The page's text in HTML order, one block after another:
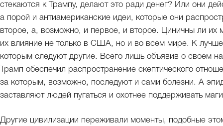
стекаются к Трампу, делают это ради денег? Или они
а порой и антиамериканские идеи, которые они
второе, а, возможно, и первое, и второе. Циничны ли их
их влияние не только в США, но и во всем мире. К
которым следуют другие. Всего лишь объявив о своем
Трамп обеспечил распространение скептического
за которым, возможно, последуют и сами болезни. А
заставляют людей пугаться и охотнее поддерживать
Другие цивилизации переживали моменты, подобные